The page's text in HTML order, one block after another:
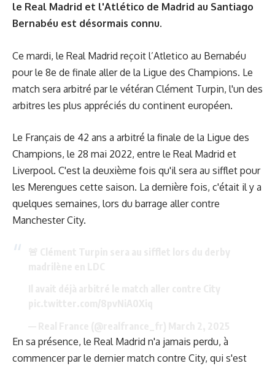
le Real Madrid et l'Atlético de Madrid au Santiago
Bernabéu est désormais connu.
Ce mardi, le Real Madrid reçoit l’Atletico au Bernabéu
pour le 8e de finale aller de la Ligue des Champions. Le
match sera arbitré par le vétéran Clément Turpin, l'un des
arbitres les plus appréciés du continent européen.
Le Français de 42 ans a arbitré la finale de la Ligue des
Champions, le 28 mai 2022, entre le Real Madrid et
Liverpool. C'est la deuxième fois qu'il sera au sifflet pour
les Merengues cette saison. La dernière fois, c'était il y a
quelques semaines, lors du barrage aller contre
Manchester City.
En sa présence, le Real Madrid n'a jamais perdu, à
commencer par le dernier match contre City, qui s'est